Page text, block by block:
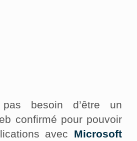
pas besoin d’être un
confirmé pour pouvoir
avec Microsoft